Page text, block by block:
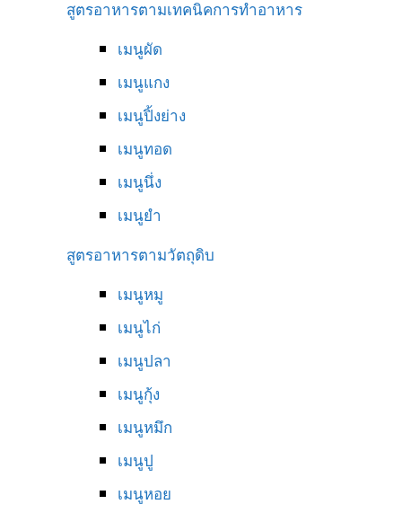
สูตรอาหารตามเทคนิคการทำอาหาร
เมนูผัด
เมนูแกง
เมนูปิ้งย่าง
เมนูทอด
เมนูนึ่ง
เมนูยำ
สูตรอาหารตามวัตถุดิบ
เมนูหมู
เมนูไก่
เมนูปลา
เมนูกุ้ง
เมนูหมึก
เมนูปู
เมนูหอย